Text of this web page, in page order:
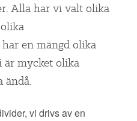
Alla har vi valt olika
en mängd olika
är mycket olika
ändå.
vi drivs av en